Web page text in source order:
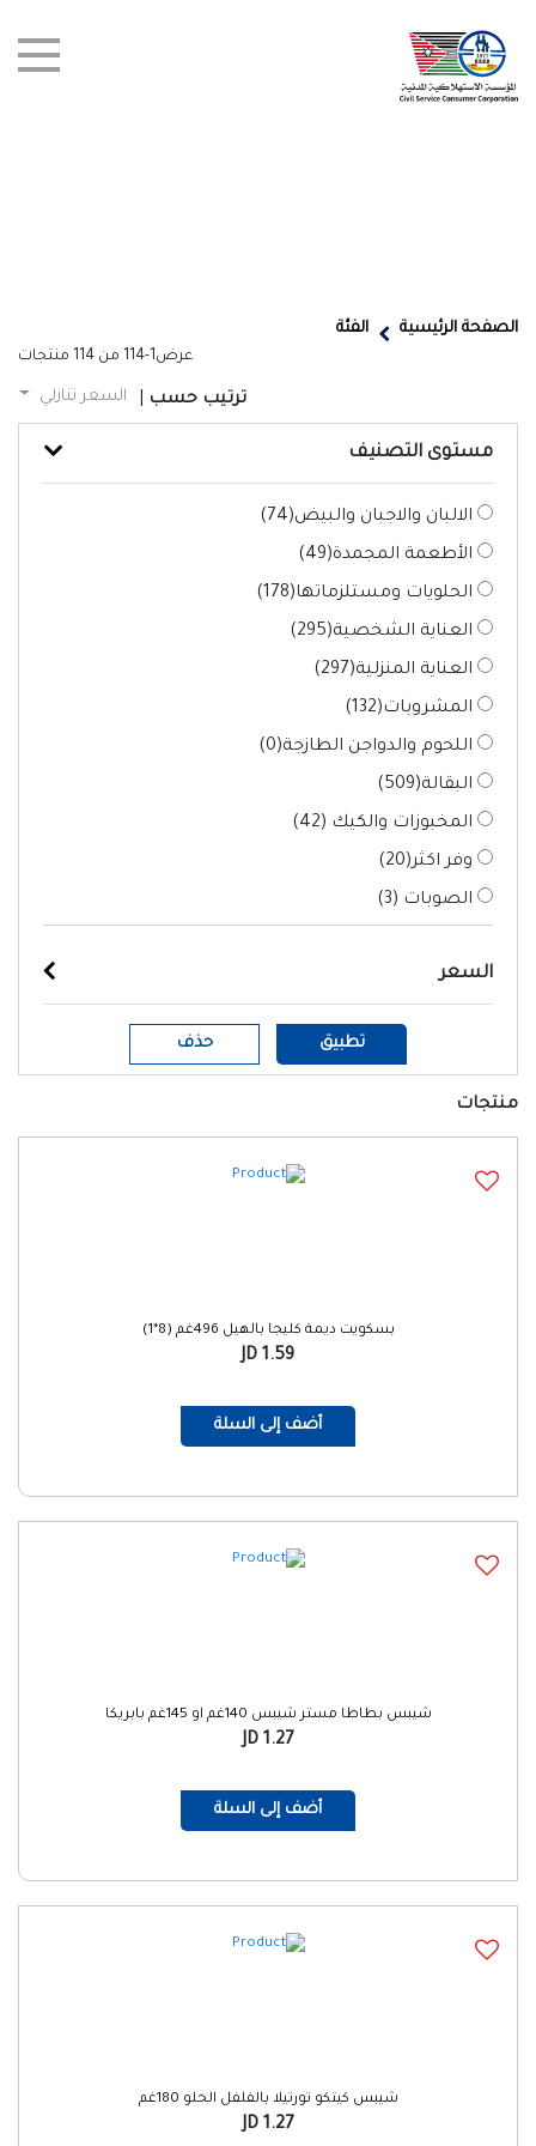
الفروع
الصفحة الرئيسية الفئة
عرض1-114 من 114 منتجات
ترتيب حسب السعر تنازلي
مستوى التصنيف
الالبان والاجبان والبيض(74
)
الأطعمة المجمدة(49
)
الحلويات ومستلزماتها(178
)
العناية الشخصية(295
)
العناية المنزلية(297
)
المشروبات(132
)
اللحوم والدواجن الطازجة(0
)
البقالة(509
)
المخبوزات والكيك (42
)
وفر اكثر(20
)
الصوبات (3
)
السعر
تطبيق حذف
منتجات
بسكويت ديمة كليجا بالهيل 496غم (8*1)
1.59 JD
أضف إلى السلة
شيبس بطاطا مستر شيبس 140غم او 145غم بابريكا
1.27 JD
أضف إلى السلة
شيبس كيتكو تورتيلا بالفلفل الحلو 180غم
1.27 JD